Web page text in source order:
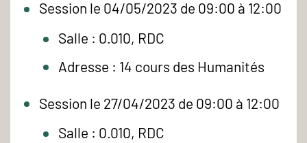
Session le 04/05/2023 de 09:00 à 12:00
Salle : 0.010, RDC
Adresse : 14 cours des Humanités
Session le 27/04/2023 de 09:00 à 12:00
Salle : 0.010, RDC